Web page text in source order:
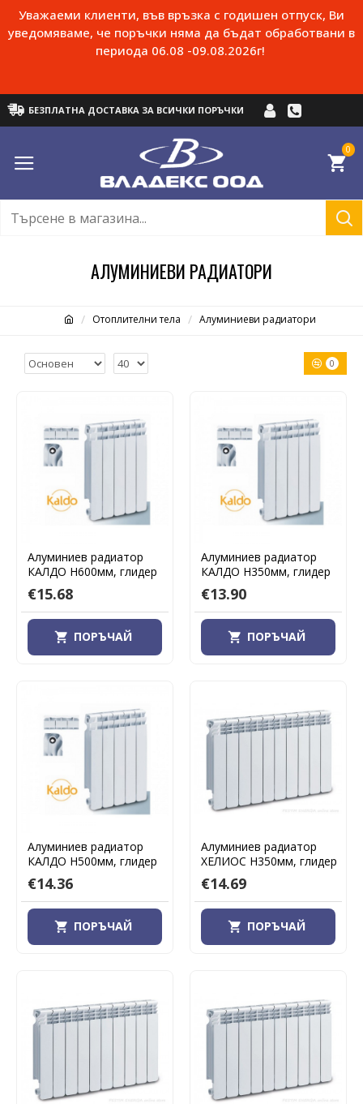
Уважаеми клиенти, във връзка с годишен отпуск, Ви
уведомяваме, че поръчки няма да бъдат обработвани в
периода 06.08 -09.08.2026г!
БЕЗПЛАТНА ДОСТАВКА ЗА ВСИЧКИ ПОРЪЧКИ
0
Отоплителни тела Алуминиеви радиатори
АЛУМИНИЕВИ РАДИАТОРИ
0
Алуминиев радиатор
КАЛДО H600мм, глидер
€15.68
ПОРЪЧАЙ
Алуминиев радиатор
КАЛДО H350мм, глидер
€13.90
ПОРЪЧАЙ
Алуминиев радиатор
КАЛДО H500мм, глидер
€14.36
ПОРЪЧАЙ
Алуминиев радиатор
ХЕЛИОС H350мм, глидер
€14.69
ПОРЪЧАЙ